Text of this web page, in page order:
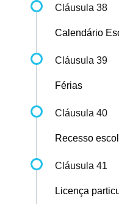
Cláusula 38
Calendário
Cláusula 39
Férias
Cláusula 40
Recesso
Cláusula 41
Licença